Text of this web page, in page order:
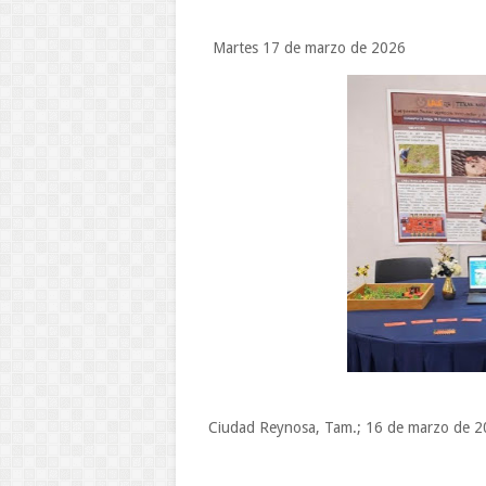
Martes 17 de marzo de 2026
Ciudad Reynosa, Tam.; 16 de marzo de